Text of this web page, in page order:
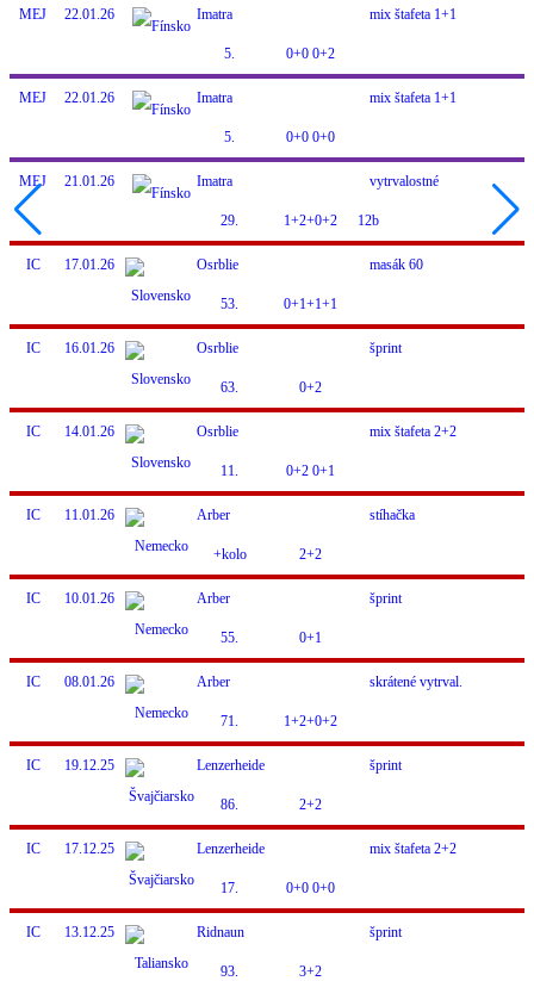
MEJ 22.01.26 Imatra mix štafeta 1+1
5. 0+0 0+2
MEJ 22.01.26 Imatra mix štafeta 1+1
5. 0+0 0+0
MEJ 21.01.26 Imatra vytrvalostné
29. 1+2+0+2 12b
IC 17.01.26 Osrblie masák 60
53. 0+1+1+1
IC 16.01.26 Osrblie šprint
63. 0+2
IC 14.01.26 Osrblie mix štafeta 2+2
11. 0+2 0+1
IC 11.01.26 Arber stíhačka
+kolo 2+2
IC 10.01.26 Arber šprint
55. 0+1
IC 08.01.26 Arber skrátené vytrval.
71. 1+2+0+2
IC 19.12.25 Lenzerheide šprint
86. 2+2
IC 17.12.25 Lenzerheide mix štafeta 2+2
17. 0+0 0+0
IC 13.12.25 Ridnaun šprint
93. 3+2